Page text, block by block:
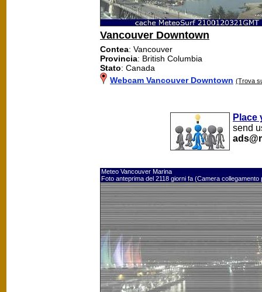
Vancouver Downtown
Contea: Vancouver
Provincia: British Columbia
Stato: Canada
Webcam Vancouver Downtown (Trova
Place
send
Meteo Vancouver Marina
Foto anteprima del 2118 giorni fa (Camera collegamento